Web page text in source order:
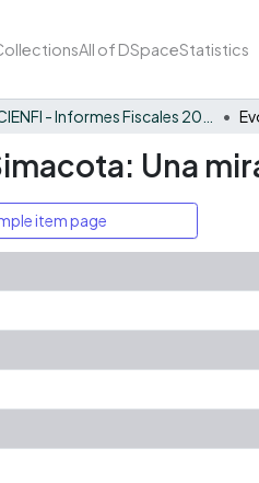
All of DSpaceStatistics
Una
item page